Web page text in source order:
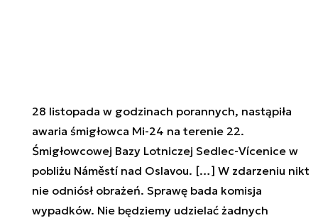
28 listopada w godzinach porannych, nastąpiła
awaria śmigłowca Mi-24 na terenie 22.
Śmigłowcowej Bazy Lotniczej Sedlec-Vícenice w
pobliżu Náměstí nad Oslavou. […] W zdarzeniu nikt
nie odniósł obrażeń. Sprawę bada komisja
wypadków. Nie będziemy udzielać żadnych